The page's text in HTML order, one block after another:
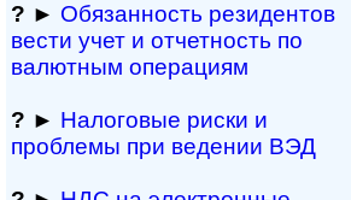
? ► Обязанность резиден­тов
вести учет и отчетность по
валютным операциям
? ► Налоговые риски и
проблемы при ведении ВЭД